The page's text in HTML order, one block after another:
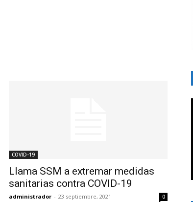
COVID-19
Llama SSM a extremar medidas
sanitarias contra COVID-19
administrador - 23 septiembre, 2021 0